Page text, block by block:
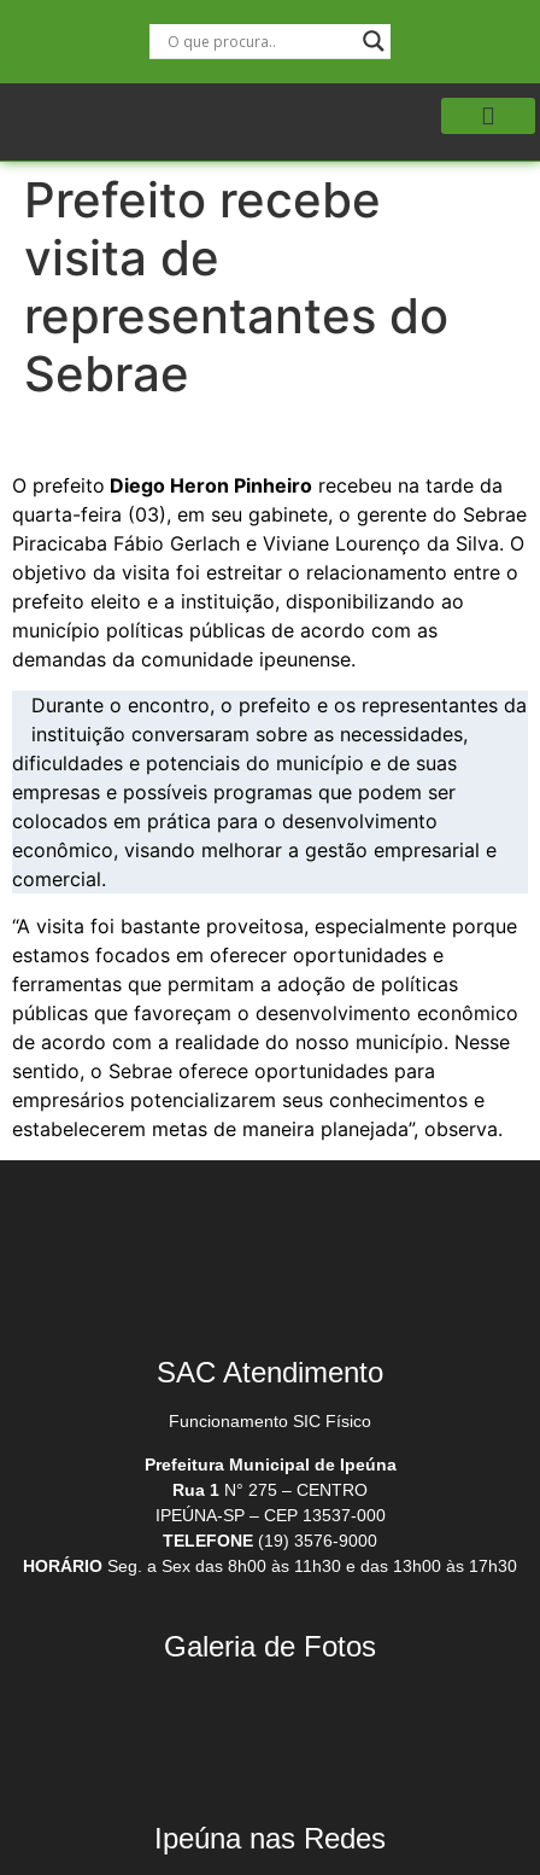
Prefeito recebe
visita de
representantes do
Sebrae
O prefeito Diego Heron Pinheiro recebeu na tarde da
quarta-feira (03), em seu gabinete, o gerente do Sebrae
Piracicaba Fábio Gerlach e Viviane Lourenço da Silva. O
objetivo da visita foi estreitar o relacionamento entre o
prefeito eleito e a instituição, disponibilizando ao
município políticas públicas de acordo com as
demandas da comunidade ipeunense.
Durante o encontro, o prefeito e os representantes da
instituição conversaram sobre as necessidades,
dificuldades e potenciais do município e de suas
empresas e possíveis programas que podem ser
colocados em prática para o desenvolvimento
econômico, visando melhorar a gestão empresarial e
comercial.
“A visita foi bastante proveitosa, especialmente porque
estamos focados em oferecer oportunidades e
ferramentas que permitam a adoção de políticas
públicas que favoreçam o desenvolvimento econômico
de acordo com a realidade do nosso município. Nesse
sentido, o Sebrae oferece oportunidades para
empresários potencializarem seus conhecimentos e
estabelecerem metas de maneira planejada”, observa.
SAC Atendimento
Funcionamento SIC Físico
Prefeitura Municipal de Ipeúna
Rua 1 N° 275 – CENTRO
IPEÚNA-SP – CEP 13537-000
TELEFONE (19) 3576-9000
HORÁRIO Seg. a Sex das 8h00 às 11h30 e das 13h00 às 17h30
Galeria de Fotos
Ipeúna nas Redes